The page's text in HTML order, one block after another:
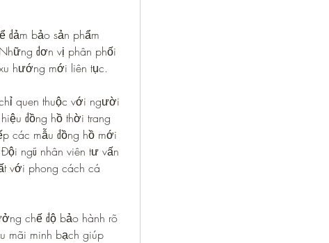
đảm bảo sản phẩm
đơn vị phân phối
hướng mới liên tục.
quen thuộc với người
đồng hồ thời trang
các mẫu đồng hồ mới
ngũ nhân viên tư vấn
với phong cách cá
chế độ bảo hành rõ
mãi minh bạch giúp